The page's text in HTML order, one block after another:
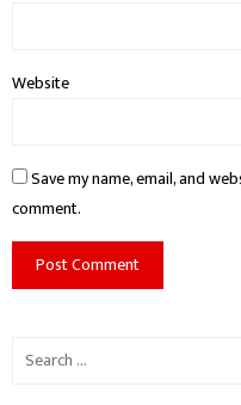
Website
Save my name, email, and
comment.
Search